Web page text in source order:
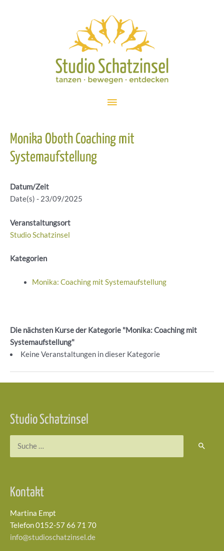
Hauptmenü
Monika Oboth Coaching mit
Systemaufstellung
Datum/Zeit
Date(s) - 23/09/2025
Veranstaltungsort
Studio Schatzinsel
Kategorien
Monika: Coaching mit Systemaufstellung
Die nächsten Kurse der Kategorie "Monika: Coaching mit
Systemaufstellung"
Keine Veranstaltungen in dieser Kategorie
Studio Schatzinsel
Kontakt
Martina Empt
Telefon 0152-57 66 71 70
info@studioschatzinsel.de